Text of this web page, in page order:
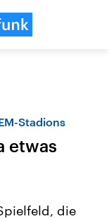
Stadions
etwas
die